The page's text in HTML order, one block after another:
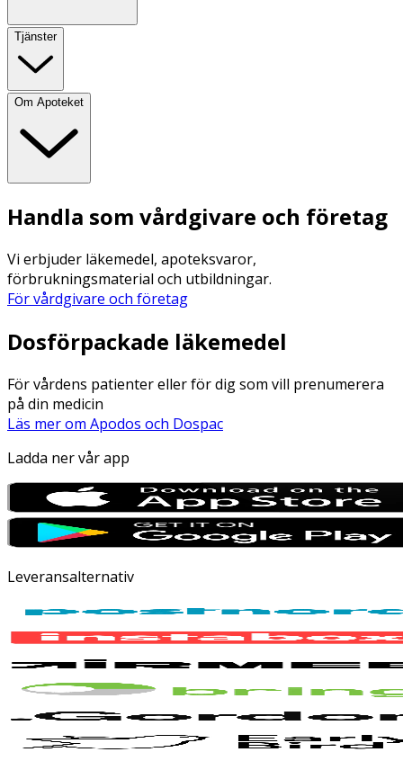
Tjänster
Om Apoteket
Handla som vårdgivare och företag
Vi erbjuder läkemedel, apoteksvaror,
förbrukningsmaterial och utbildningar.
För vårdgivare och företag
Dosförpackade läkemedel
För vårdens patienter eller för dig som vill prenumerera
på din medicin
Läs mer om Apodos och Dospac
Ladda ner vår app
Leveransalternativ